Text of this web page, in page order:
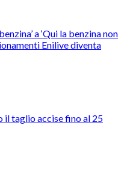
a ‘Qui la benzina non
Enilive diventa
taglio accise fino al 25